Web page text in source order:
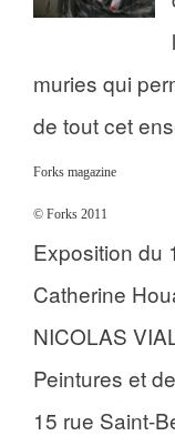
muries qui
de tout cet
Forks magazine
© Forks 2011
Exposition du
Catherine
NICOLAS
Peintures et
15 rue Saint-